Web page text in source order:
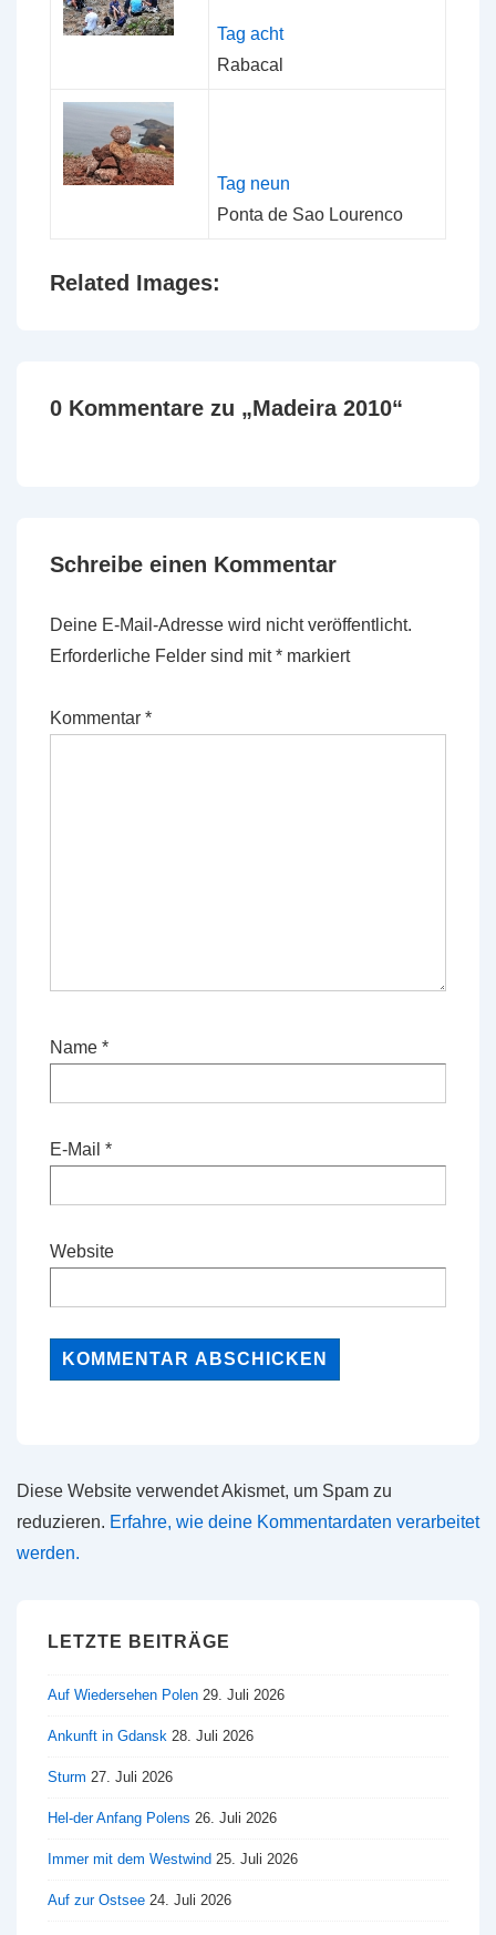
Tag acht
Rabacal
Tag neun
Ponta de Sao Lourenco
Related Images:
0 Kommentare zu „Madeira 2010“
Schreibe einen Kommentar
Deine E-Mail-Adresse wird nicht veröffentlicht.
Erforderliche Felder sind mit* markiert
Kommentar *
Name *
E-Mail *
Website
Diese Website verwendet Akismet, um Spam zu
reduzieren. Erfahre, wie deine Kommentardaten verarbeitet
werden.
LETZTE BEITRÄGE
Auf Wiedersehen Polen 29. Juli 2026
Ankunft in Gdansk 28. Juli 2026
Sturm 27. Juli 2026
Hel-der Anfang Polens 26. Juli 2026
Immer mit dem Westwind 25. Juli 2026
Auf zur Ostsee 24. Juli 2026